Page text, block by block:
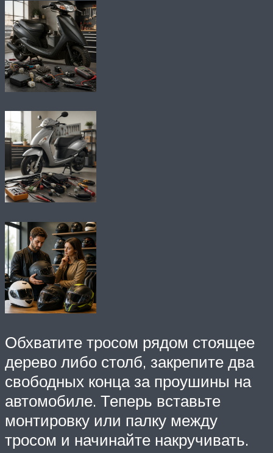
Обхватите тросом рядом стоящее
дерево либо столб, закрепите два
свободных конца за проушины на
автомобиле. Теперь вставьте
монтировку или палку между
тросом и начинайте накручивать.